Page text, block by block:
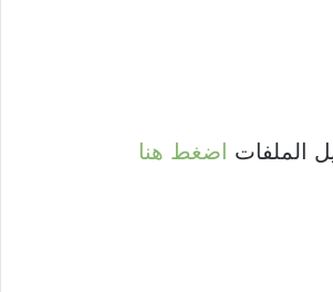
الملفات اضغط هنا